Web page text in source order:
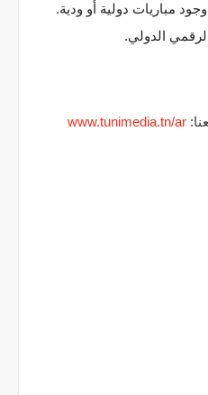
مباريات دولية أو ودية.
الدولي.
www.tunimedia.tn/ar